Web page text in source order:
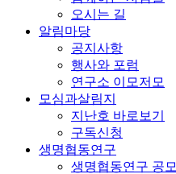
오시는 길
알림마당
공지사항
행사와 포럼
연구소 이모저모
모심과살림지
지난호 바로보기
구독신청
생명협동연구
생명협동연구 공모